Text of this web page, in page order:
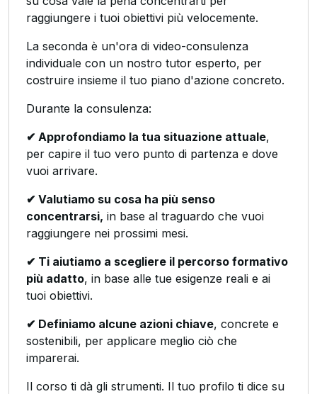
raggiungere i tuoi obiettivi più velocemente.
La seconda è un'ora di video-consulenza
individuale con un nostro tutor esperto, per
costruire insieme il tuo piano d'azione concreto.
Durante la consulenza:
✔ Approfondiamo la tua situazione attuale,
per capire il tuo vero punto di partenza e dove
vuoi arrivare.
✔ Valutiamo su cosa ha più senso
concentrarsi, in base al traguardo che vuoi
raggiungere nei prossimi mesi.
✔ Ti aiutiamo a scegliere il percorso formativo
più adatto, in base alle tue esigenze reali e ai
tuoi obiettivi.
✔ Definiamo alcune azioni chiave, concrete e
sostenibili, per applicare meglio ciò che
imparerai.
Il corso ti dà gli strumenti. Il tuo profilo ti dice su